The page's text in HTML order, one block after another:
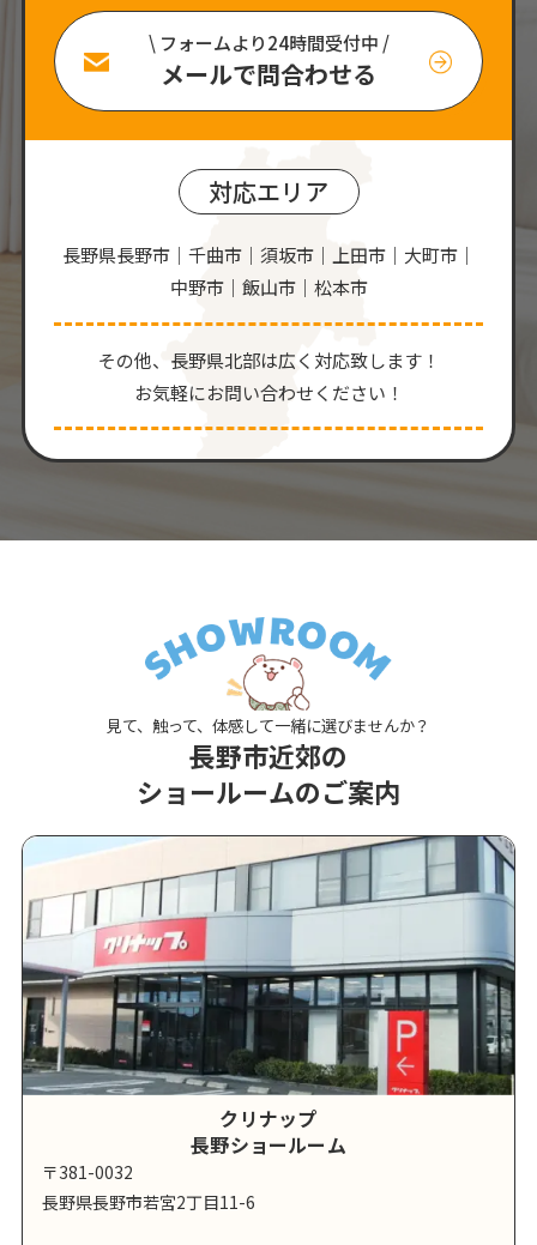
\ フォームより24時間受付中 /
メールで問合わせる
対応エリア
長野県長野市｜千曲市｜須坂市｜上田市｜大町市｜
中野市｜飯山市｜松本市
その他、⻑野県北部は広く対応致します！
お気軽にお問い合わせください！
見て、触って、体感して一緒に選びませんか？
長野市近郊の
ショールームのご案内
クリナップ
長野ショールーム
〒381-0032
長野県長野市若宮2丁目11-6